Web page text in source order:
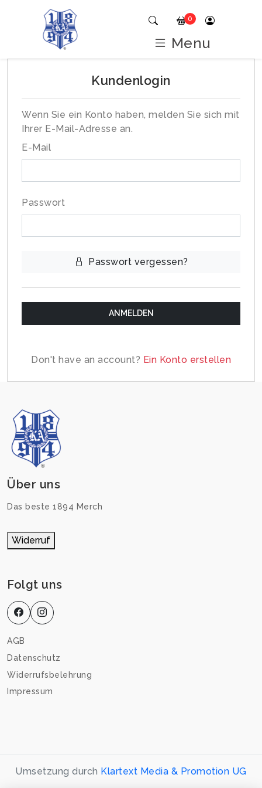
Kundenlogin
Wenn Sie ein Konto haben, melden Sie sich mit
Ihrer E-Mail-Adresse an.
E-Mail
Passwort
Passwort vergessen?
ANMELDEN
Don't have an account? Ein Konto erstellen
Über uns
Das beste 1894 Merch
Widerruf
Folgt uns
AGB
Datenschutz
Widerrufsbelehrung
Impressum
Umsetzung durch Klartext Media & Promotion UG
0
Menu